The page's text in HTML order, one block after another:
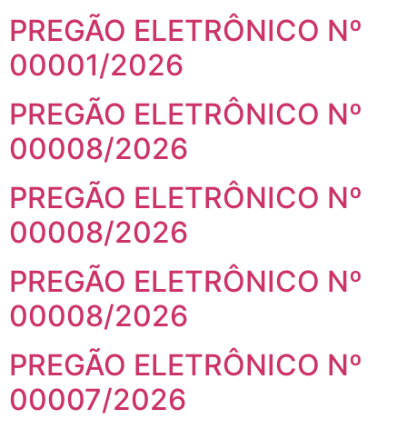
PREGÃO ELETRÔNICO Nº
00001/2026
PREGÃO ELETRÔNICO Nº
00008/2026
PREGÃO ELETRÔNICO Nº
00008/2026
PREGÃO ELETRÔNICO Nº
00008/2026
PREGÃO ELETRÔNICO Nº
00007/2026